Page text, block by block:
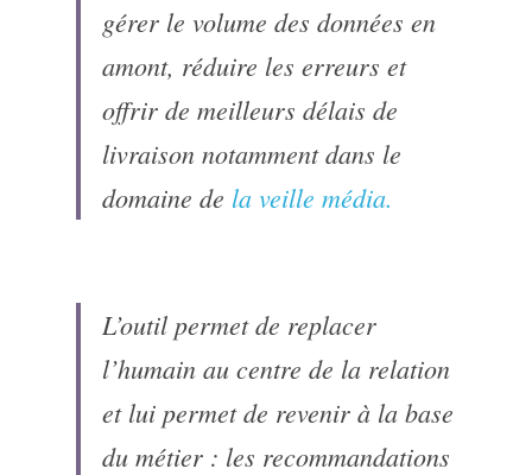
gérer le volume des données en
amont, réduire les erreurs et
offrir de meilleurs délais de
livraison notamment dans le
domaine de la veille média.
L’outil permet de replacer
l’humain au centre de la relation
et lui permet de revenir à la base
du métier : les recommandations